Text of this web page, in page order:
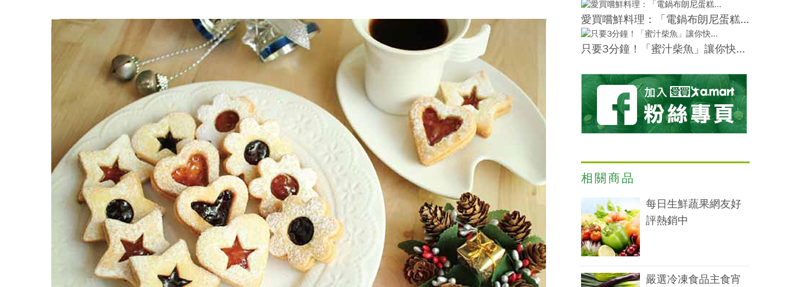
愛買嚐鮮料理：「電鍋布朗尼蛋糕...
只要3分鐘！「蜜汁柴魚」讓你快...
相關商品
每日生鮮蔬果網友好
評熱銷中
嚴選冷凍食品主食宵